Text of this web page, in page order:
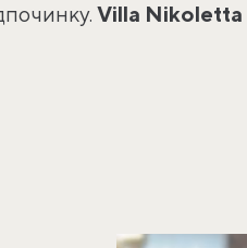
Villa Nikoletta